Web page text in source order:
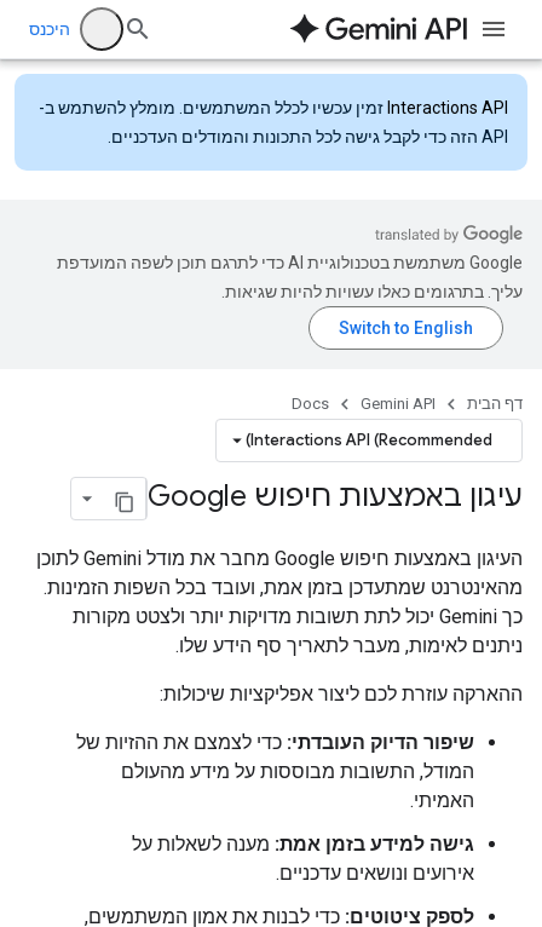
היכנס
Interactions API זמין עכשיו לכלל המשתמשים. מומלץ להשתמש ב-
API הזה כדי לקבל גישה לכל התכונות והמודלים העדכניים.
‫Google משתמשת בטכנולוגיית AI כדי לתרגם תוכן לשפה המועדפת
עליך. בתרגומים כאלו עשויות להיות שגיאות.
דף הבית Gemini API
Docs
Interactions API (Recommended)
עיגון באמצעות חיפוש Google
העיגון באמצעות חיפוש Google מחבר את מודל Gemini לתוכן
מהאינטרנט שמתעדכן בזמן אמת, ועובד בכל השפות הזמינות.
כך Gemini יכול לתת תשובות מדויקות יותר ולצטט מקורות
ניתנים לאימות, מעבר לתאריך סף הידע שלו.
ההארקה עוזרת לכם ליצור אפליקציות שיכולות:
שיפור הדיוק העובדתי: כדי לצמצם את ההזיות של
המודל, התשובות מבוססות על מידע מהעולם
האמיתי.
גישה למידע בזמן אמת: מענה לשאלות על
אירועים ונושאים עדכניים.
לספק ציטוטים: כדי לבנות את אמון המשתמשים,